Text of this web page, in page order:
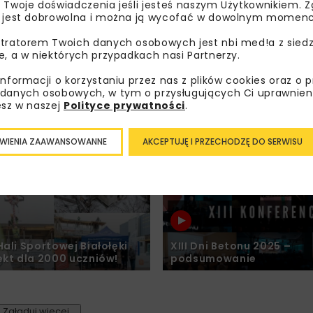
DROGI FILMY
Portu Lotniczego
DROGI INŻ.
XI Konferencja
Bezwykopowe NO-DIG
2025 – podsumowanie
Sportowej Białołęki
dla 2000 uczniów!
XIII Dni Betonu 2025 –
podsumowanie
doświadczenia jeśli jesteś naszym Użytkownikiem.
dobrowolna i można ją wycofać w dowolnym
Twoich danych osobowych jest nbi med!a z
a w niektórych przypadkach nasi Partnerzy.
o korzystaniu przez nas z plików cookies oraz o
osobowych, w tym o przysługujących Ci
w naszej Polityce prywatności.
AKCEPTUJĘ I PRZECHODZĘ DO SERWISU
ZAAWANSOWANNE